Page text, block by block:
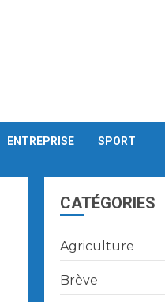
ENTREPRISE SPORT
CATÉGORIES
Agriculture
Brève